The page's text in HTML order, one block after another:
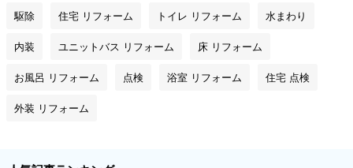
駆除 住宅 リフォーム トイレ リフォーム 水まわり
内装 ユニットバス リフォーム 床 リフォーム
お風呂 リフォーム 点検 浴室 リフォーム 住宅 点検
外装 リフォーム